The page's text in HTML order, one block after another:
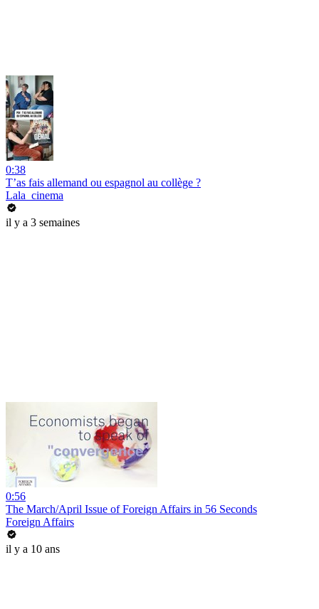
0:38
T’as fais allemand ou espagnol au collège ?
Lala_cinema
il y a 3 semaines
0:56
The March/April Issue of Foreign Affairs in 56 Seconds
Foreign Affairs
il y a 10 ans